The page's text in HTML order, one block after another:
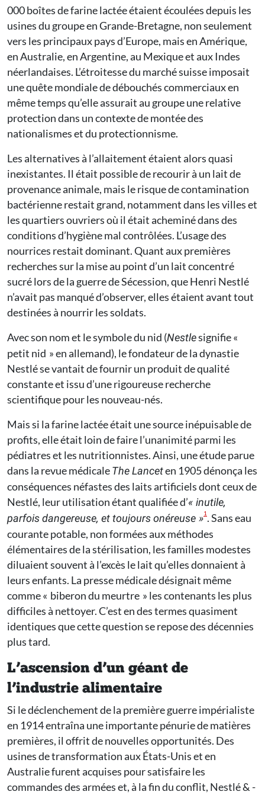
000 boîtes de farine lactée étaient écoulées depuis les
usines du groupe en Grande-Bretagne, non seulement
vers les principaux pays d’Europe, mais en Amérique,
en Australie, en Argentine, au Mexique et aux Indes
néerlandaises. L’étroitesse du marché suisse imposait
une quête mondiale de débouchés commerciaux en
même temps qu’elle assurait au groupe une relative
protection dans un contexte de montée des
nationalismes et du protectionnisme.
Les alternatives à l’allaitement étaient alors quasi
inexistantes. Il était possible de recourir à un lait de
provenance animale, mais le risque de contamination
bactérienne restait grand, notamment dans les villes et
les quartiers ouvriers où il était acheminé dans des
conditions d’hygiène mal contrôlées. L’usage des
nourrices restait dominant. Quant aux premières
recherches sur la mise au point d’un lait concentré
sucré lors de la guerre de Sécession, que Henri Nestlé
n’avait pas manqué d’observer, elles étaient avant tout
destinées à nourrir les soldats.
Avec son nom et le symbole du nid (Nestlesignifie «
petit nid » en allemand), le fondateur de la dynastie
Nestlé se vantait de fournir un produit de qualité
constante et issu d’une rigoureuse recherche
scientifique pour les nouveau-nés.
Mais si la farine lactée était une source inépuisable de
profits, elle était loin de faire l’unanimité parmi les
pédiatres et les nutritionnistes. Ainsi, une étude parue
dans la revue médicaleThe Lanceten 1905 dénonça les
conséquences néfastes des laits artificiels dont ceux de
Nestlé, leur utilisation étant qualifiée d’« inutile,
parfois dangereuse, et toujours onéreuse »1 . Sans eau
courante potable, non formées aux méthodes
élémentaires de la stérilisation, les familles modestes
diluaient souvent à l’excès le lait qu’elles donnaient à
leurs enfants. La presse médicale désignait même
comme « biberon du meurtre » les contenants les plus
difficiles à nettoyer. C’est en des termes quasiment
identiques que cette question se repose des décennies
plus tard.
L’ascension d’un géant de
l’industrie alimentaire
Si le déclenchement de la première guerre impérialiste
en 1914 entraîna une importante pénurie de matières
premières, il offrit de nouvelles opportunités. Des
usines de transformation aux États-Unis et en
Australie furent acquises pour satisfaire les
commandes des armées et, à la fin du conflit, Nestlé & ­